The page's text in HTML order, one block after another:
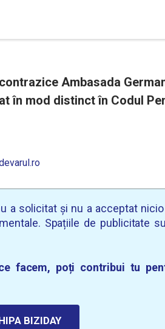
Ambasada
în mod distinct în Codul
a solicitat și nu a acceptat
Spațiile de publicitate
facem, poți contribui tu
BIZIDAY